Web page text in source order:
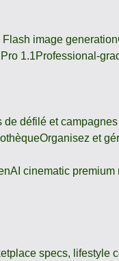
Flash image generation
1.1Professional-
de défilé et
Organisez et
cinematic premium
specs, lifestyle